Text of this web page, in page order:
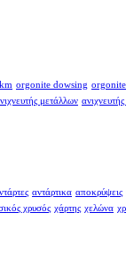
orgonite dowsing
μετάλλων
αντάρτικα αποκρύψεις
χρυσός χάρτης χελώνα